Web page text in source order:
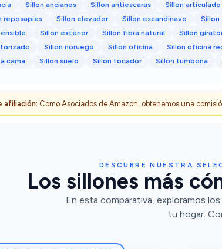
Sillon ancianos Sillon antiescaras Sillon
reposapies
Sillon elevador Sillon escandinavo Sillon
Sillon exterior Sillon fibra natural Sillon
Sillon noruego Sillon oficina Sillon oficina
cama
Sillon suelo Sillon tocador Sillon tumbona
afiliación: Como Asociados de Amazon, obtenemos una
DESCUBRE NUESTRA
Los sillones más
En esta comparativa, exploramos
tu hogar.